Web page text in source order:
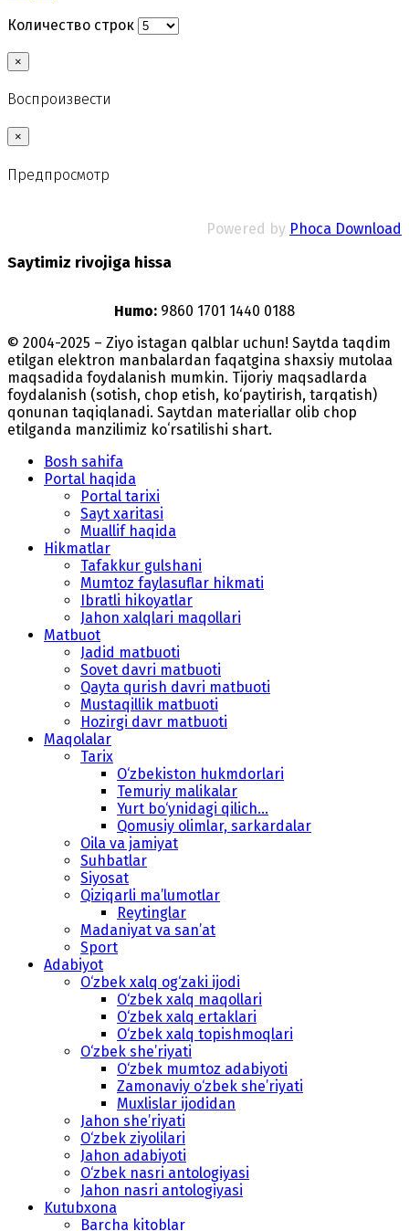
Количество строк
×
Воспроизвести
×
Предпросмотр
Powered by Phoca Download
Saytimiz rivojiga hissa
Humo: 9860 1701 1440 0188
© 2004-2025 – Ziyo istagan qalblar uchun! Saytda taqdim
etilgan elektron manbalardan faqatgina shaxsiy mutolaa
maqsadida foydalanish mumkin. Tijoriy maqsadlarda
foydalanish (sotish, chop etish, ko‘paytirish, tarqatish)
qonunan taqiqlanadi. Saytdan materiallar olib chop
etilganda manzilimiz koʻrsatilishi shart.
Bosh sahifa
Portal haqida
Portal tarixi
Sayt xaritasi
Muallif haqida
Hikmatlar
Tafakkur gulshani
Mumtoz faylasuflar hikmati
Ibratli hikoyatlar
Jahon xalqlari maqollari
Matbuot
Jadid matbuoti
Sovet davri matbuoti
Qayta qurish davri matbuoti
Mustaqillik matbuoti
Hozirgi davr matbuoti
Maqolalar
Tarix
O‘zbekiston hukmdorlari
Temuriy malikalar
Yurt bo‘ynidagi qilich...
Qomusiy olimlar, sarkardalar
Oila va jamiyat
Suhbatlar
Siyosat
Qiziqarli ma’lumotlar
Reytinglar
Madaniyat va san’at
Sport
Adabiyot
O‘zbek xalq og‘zaki ijodi
O‘zbek xalq maqollari
O‘zbek xalq ertaklari
O‘zbek xalq topishmoqlari
O‘zbek she’riyati
O‘zbek mumtoz adabiyoti
Zamonaviy o‘zbek she’riyati
Muxlislar ijodidan
Jahon she’riyati
O‘zbek ziyolilari
Jahon adabiyoti
O‘zbek nasri antologiyasi
Jahon nasri antologiyasi
Kutubxona
Barcha kitoblar